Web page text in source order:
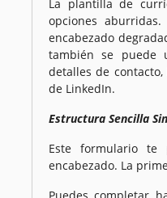
La plantilla de
opciones
encabezado
también se puede
detalles de
de LinkedIn.
Estructura Sencilla
Este formulario te
encabezado. La
Puedes completar